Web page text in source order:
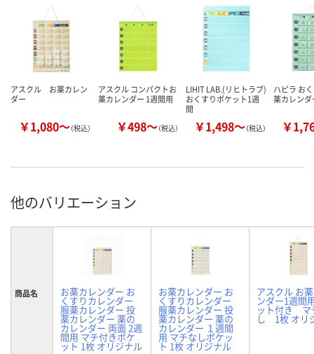
アスクル お薬カレン
ダー
￥1,080～（税込）
アスクル コンパクトお
薬カレンダー 1週間用
￥498～（税込）
LIHIT LAB.(リヒトラブ)
おくすりポケット1週
間
￥1,498～（税込）
ハピラ お
薬カレンダ
￥
他のバリエーション
商品名 お薬カレンダー お
くすりカレンダー
服薬カレンダー 投
薬カレンダー 薬の
カレンダー 両面 2週
間用 マチ付きポケ
ット 1枚 オリジナル
お薬カレンダー お
くすりカレンダー
服薬カレンダー 投
薬カレンダー 薬の
カレンダー １週間
用 マチなしポケッ
ト 1枚 オリジナル
アスクル お
ンダー1週間
ット付き マ
し 1枚 オリ